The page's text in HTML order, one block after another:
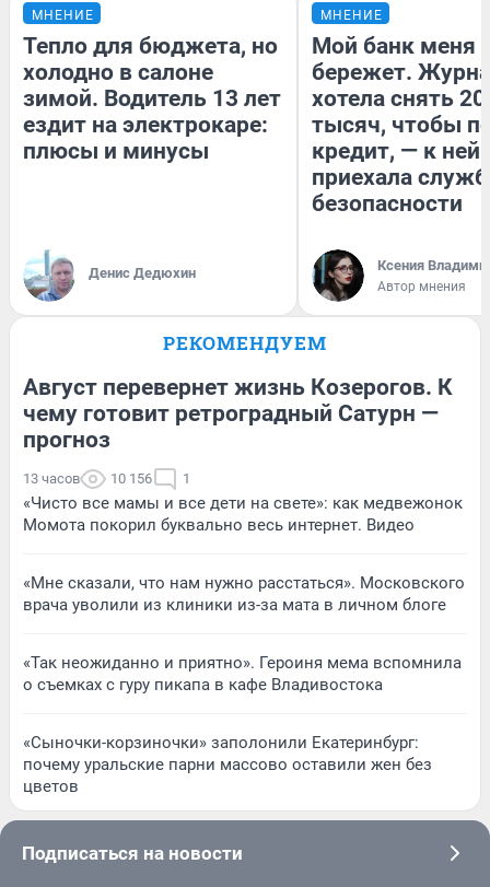
МНЕНИЕ
Тепло для бюджета, но
холодно в салоне
зимой. Водитель 13 лет
ездит на электрокаре:
плюсы и минусы
Денис Дедюхин
МНЕНИЕ
Мой банк меня
бережет.
хотела снять
тысяч, чтобы
кредит, — к
приехала
безопасности
Ксения
Автор мнения
РЕКОМЕНДУЕМ
Август перевернет жизнь Козерогов. К
чему готовит ретроградный Сатурн —
прогноз
13 часов 10 156 1
«Чисто все мамы и все дети на свете»: как медвежонок
Момота покорил буквально весь интернет. Видео
«Мне сказали, что нам нужно расстаться». Московского
врача уволили из клиники из-за мата в личном блоге
«Так неожиданно и приятно». Героиня мема вспомнила
о съемках с гуру пикапа в кафе Владивостока
«Сыночки-корзиночки» заполонили Екатеринбург:
почему уральские парни массово оставили жен без
цветов
Подписаться на новости